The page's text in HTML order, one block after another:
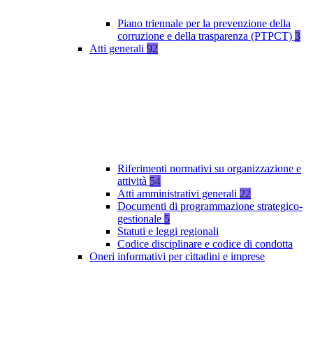
Piano triennale per la prevenzione della
corruzione e della trasparenza (PTPCT) 3
Atti generali 92
Riferimenti normativi su organizzazione e
attività 54
Atti amministrativi generali 22
Documenti di programmazione strategico-
gestionale 5
Statuti e leggi regionali
Codice disciplinare e codice di condotta
Oneri informativi per cittadini e imprese